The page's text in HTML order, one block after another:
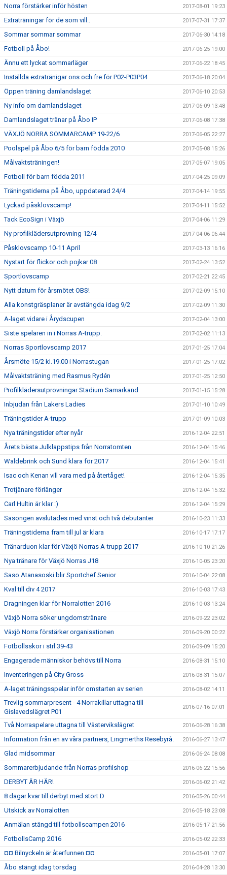
Norra förstärker inför hösten 2017-08-01 19:23
Extraträningar för de som vill.. 2017-07-31 17:37
Sommar sommar sommar 2017-06-30 14:18
Fotboll på Åbo! 2017-06-25 19:00
Ännu ett lyckat sommarläger 2017-06-22 18:45
Inställda extratränigar ons och fre för P02-P03P04 2017-06-18 20:04
Öppen träning damlandslaget 2017-06-10 20:53
Ny info om damlandslaget 2017-06-09 13:48
Damlandslaget tränar på Åbo IP 2017-06-08 17:38
VÄXJÖ NORRA SOMMARCAMP 19-22/6 2017-06-05 22:27
Poolspel på Åbo 6/5 för barn födda 2010 2017-05-08 15:26
Målvaktsträningen! 2017-05-07 19:05
Fotboll för barn födda 2011 2017-04-25 09:09
Träningstiderna på Åbo, uppdaterad 24/4 2017-04-14 19:55
Lyckad påsklovscamp! 2017-04-11 15:52
Tack EcoSign i Växjö 2017-04-06 11:29
Ny profilklädersutprovning 12/4 2017-04-06 06:44
Påsklovscamp 10-11 April 2017-03-13 16:16
Nystart för flickor och pojkar 08 2017-02-24 13:52
Sportlovscamp 2017-02-21 22:45
Nytt datum för årsmötet OBS! 2017-02-09 15:10
Alla konstgräsplaner är avstängda idag 9/2 2017-02-09 11:30
A-laget vidare i Årydscupen 2017-02-04 13:00
Siste spelaren in i Norras A-trupp. 2017-02-02 11:13
Norras Sportlovscamp 2017 2017-01-25 17:04
Årsmöte 15/2 kl.19.00 i Norrastugan 2017-01-25 17:02
Målvaktsträning med Rasmus Rydén 2017-01-25 12:50
Profilklädersutprovningar Stadium Samarkand 2017-01-15 15:28
Inbjudan från Lakers Ladies 2017-01-10 10:49
Träningstider A-trupp 2017-01-09 10:03
Nya träningstider efter nyår 2016-12-04 22:51
Årets bästa Julklappstips från Norratomten 2016-12-04 15:46
Waldebrink och Sund klara för 2017 2016-12-04 15:41
Isac och Kenan vill vara med på återtåget! 2016-12-04 15:35
Trotjänare förlänger 2016-12-04 15:32
Carl Hultin är klar :) 2016-12-04 15:29
Säsongen avslutades med vinst och två debutanter 2016-10-23 11:33
Träningstiderna fram till jul är klara 2016-10-17 17:17
Tränarduon klar för Växjö Norras A-trupp 2017 2016-10-10 21:26
Nya tränare för Växjö Norras J18 2016-10-05 23:20
Saso Atanasoski blir Sportchef Senior 2016-10-04 22:08
Kval till div 4 2017 2016-10-03 17:43
Dragningen klar för Norralotten 2016 2016-10-03 13:24
Växjö Norra söker ungdomstränare 2016-09-22 23:02
Växjö Norra förstärker organisationen 2016-09-20 00:22
Fotbollsskor i strl 39-43 2016-09-09 15:20
Engagerade människor behövs till Norra 2016-08-31 15:10
Inventeringen på City Gross 2016-08-31 15:07
A-laget träningsspelar inför omstarten av serien 2016-08-02 14:11
Trevlig sommarpresent - 4 Norrakillar uttagna till
Gislavedslägret P01
2016-07-16 07:01
Två Norraspelare uttagna till Västervikslägret 2016-06-28 16:38
Information från en av våra partners, Lingmerths Resebyrå. 2016-06-27 13:47
Glad midsommar 2016-06-24 08:08
Sommarerbjudande från Norras profilshop 2016-06-22 15:56
DERBYT ÄR HÄR! 2016-06-02 21:42
8 dagar kvar till derbyt med stort D 2016-05-26 00:44
Utskick av Norralotten 2016-05-18 23:08
Anmälan stängd till fotbollscampen 2016 2016-05-17 21:56
FotbollsCamp 2016 2016-05-02 22:33
¤¤ Bilnyckeln är återfunnen ¤¤ 2016-05-01 17:07
Åbo stängt idag torsdag 2016-04-28 13:30